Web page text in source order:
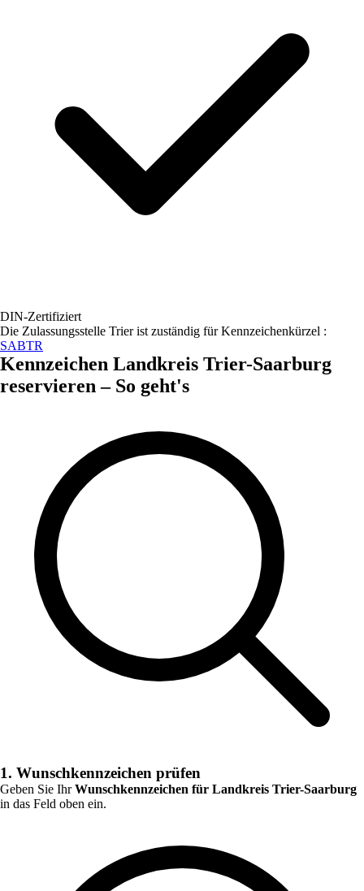
DIN-Zertifiziert
Die Zulassungsstelle Trierist zuständig für Kennzeichenkürzel :
SABTR
Kennzeichen Landkreis Trier-Saarburg
reservieren – So geht's
1. Wunschkennzeichen prüfen
Geben Sie IhrWunschkennzeichen für Landkreis Trier-Saarburg
in das Feld oben ein.